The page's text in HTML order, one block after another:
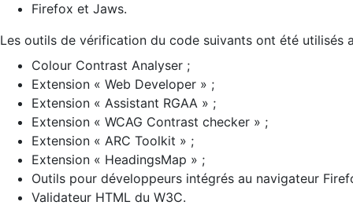
Firefox et Jaws.
Les outils de vérification du code suivants ont été utilisés
Colour Contrast Analyser ;
Extension « Web Developer » ;
Extension « Assistant RGAA » ;
Extension « WCAG Contrast checker » ;
Extension « ARC Toolkit » ;
Extension « HeadingsMap » ;
Outils pour développeurs intégrés au navigateur
Validateur HTML du W3C.